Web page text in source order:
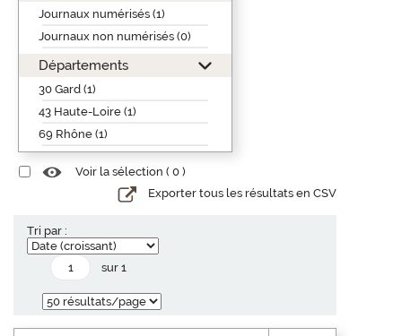
Journaux numérisés (1)
Journaux non numérisés (0)
Départements
30 Gard (1)
43 Haute-Loire (1)
69 Rhône (1)
Voir la sélection ( 0 )
Exporter tous les résultats en CSV
Tri par :
sur 1